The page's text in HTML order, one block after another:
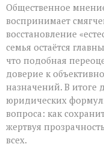
Общественное
воспринимает
восстановление
семья остаётся
что подобная
доверие к
назначений. В итоге
юридических
вопроса: как
жертвуя
всех.